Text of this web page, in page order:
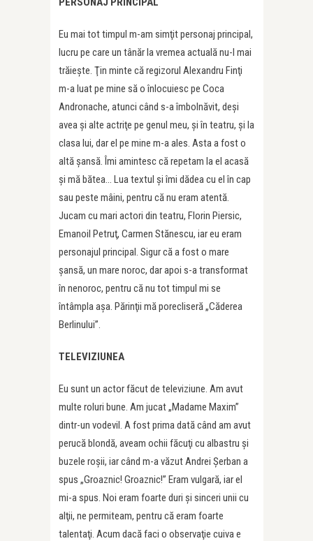
Eu mai tot timpul m-am simţit personaj principal,
lucru pe care un tânăr la vremea actuală nu-l mai
trăieşte. Ţin minte că regizorul Alexandru Finţi
m-a luat pe mine să o înlocuiesc pe Coca
Andronache, atunci când s-a îmbolnăvit, deşi
avea şi alte actriţe pe genul meu, şi în teatru, şi la
clasa lui, dar el pe mine m-a ales. Asta a fost o
altă şansă. Îmi amintesc că repetam la el acasă
și mă bătea… Lua textul şi îmi dădea cu el în cap
sau peste mâini, pentru că nu eram atentă.
Jucam cu mari actori din teatru, Florin Piersic,
Emanoil Petruţ, Carmen Stănescu, iar eu eram
personajul principal. Sigur că a fost o mare
şansă, un mare noroc, dar apoi s-a transformat
în nenoroc, pentru că nu tot timpul mi se
întâmpla aşa. Părinţii mă porecliseră „Căderea
Berlinului”.
TELEVIZIUNEA
Eu sunt un actor făcut de televiziune. Am avut
multe roluri bune. Am jucat „Madame Maxim”
dintr-un vodevil. A fost prima dată când am avut
perucă blondă, aveam ochii făcuţi cu albastru şi
buzele roşii, iar când m-a văzut Andrei Şerban a
spus „Groaznic! Groaznic!” Eram vulgară, iar el
mi-a spus. Noi eram foarte duri şi sinceri unii cu
alţii, ne permiteam, pentru că eram foarte
talentaţi. Acum dacă faci o observaţie cuiva e